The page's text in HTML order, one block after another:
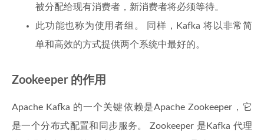
被分配给现有消费者，新消费者将必须等待。
此功能也称为使用者组。 同样，Kafka 将以非常简
单和高效的方式提供两个系统中最好的。
Zookeeper 的作用
Apache Kafka 的一个关键依赖是Apache Zookeeper，它
是一个分布式配置和同步服务。 Zookeeper 是Kafka 代理